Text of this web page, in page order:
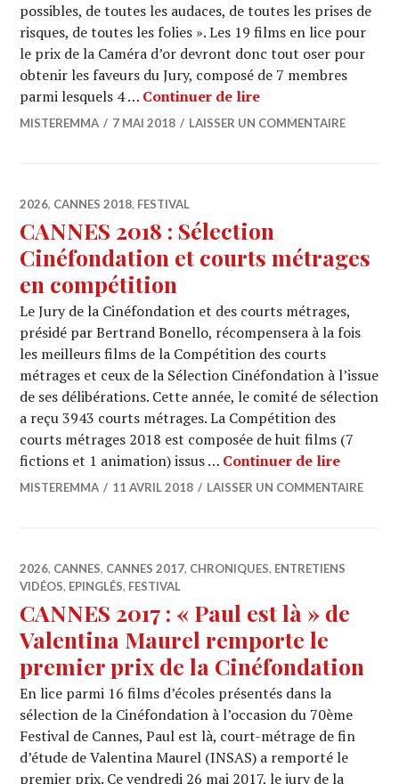
possibles, de toutes les audaces, de toutes les prises de
risques, de toutes les folies ». Les 19 films en lice pour
le prix de la Caméra d’or devront donc tout oser pour
obtenir les faveurs du Jury, composé de 7 membres
parmi lesquels 4 … Continuer de lireCANNES 2018 : Ça
MISTEREMMA 7 MAI 2018 LAISSER UN COMMENTAIRE
2026, CANNES 2018, FESTIVAL
CANNES 2018 : Sélection
Cinéfondation et courts métrages
en compétition
Le Jury de la Cinéfondation et des courts métrages,
présidé par Bertrand Bonello, récompensera à la fois
les meilleurs films de la Compétition des courts
métrages et ceux de la Sélection Cinéfondation à l’issue
de ses délibérations. Cette année, le comité de sélection
a reçu 3943 courts métrages. La Compétition des
courts métrages 2018 est composée de huit films (7
fictions et 1 animation) issus … Continuer de lire
MISTEREMMA 11 AVRIL 2018 LAISSER UN COMMENTAIRE
2026, CANNES, CANNES 2017, CHRONIQUES, ENTRETIENS
VIDÉOS, EPINGLÉS, FESTIVAL
CANNES 2017 : « Paul est là » de
Valentina Maurel remporte le
premier prix de la Cinéfondation
En lice parmi 16 films d’écoles présentés dans la
sélection de la Cinéfondation à l’occasion du 70ème
Festival de Cannes, Paul est là, court-métrage de fin
d’étude de Valentina Maurel (INSAS) a remporté le
premier prix. Ce vendredi 26 mai 2017, le jury de la